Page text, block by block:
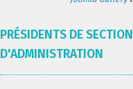
PRÉSIDENTS DE
D'ADMINISTRATION